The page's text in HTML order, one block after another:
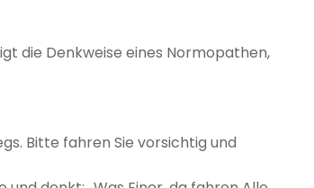
die Denkweise eines Normopathen,
Bitte fahren Sie vorsichtig und